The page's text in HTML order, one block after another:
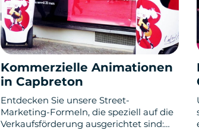
Kommerzielle Animationen
in Capbreton
Entdecken Sie unsere Street-
Marketing-Formeln, die speziell auf die
Verkaufsförderung ausgerichtet sind: